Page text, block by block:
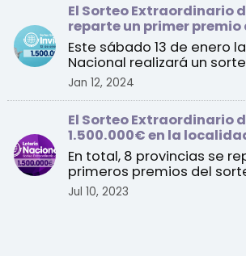
El Sorteo Extraordinario
reparte un primer premio
euros por serie
Este sábado 13 de enero
Nacional realizará un
extraordinario con un total
Jan 12, 2024
El Sorteo Extraordinario
1.500.000€ en la
Alicante
En total, 8 provincias se
primeros premios del
todos los detall ...
Jul 10, 2023